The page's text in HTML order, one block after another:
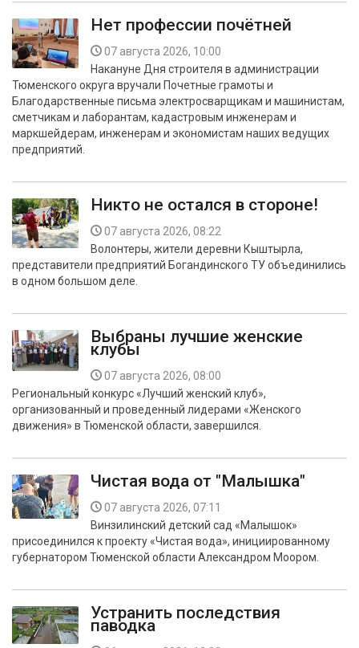
Нет профессии почётней
07 августа 2026, 10:00
Накануне Дня строителя в администрации
Тюменского округа вручали Почетные грамоты и
Благодарственные письма электросварщикам и машинистам,
сметчикам и лаборантам, кадастровым инженерам и
маркшейдерам, инженерам и экономистам наших ведущих
предприятий.
Никто не остался в стороне!
07 августа 2026, 08:22
Волонтеры, жители деревни Кыштырла,
представители предприятий Богандинского ТУ объединились
в одном большом деле.
Выбраны лучшие женские
клубы
07 августа 2026, 08:00
Региональный конкурс «Лучший женский клуб»,
организованный и проведенный лидерами «Женского
движения» в Тюменской области, завершился.
Чистая вода от "Малышка"
07 августа 2026, 07:11
Винзилинский детский сад «Малышок»
присоединился к проекту «Чистая вода», инициированному
губернатором Тюменской области Александром Моором.
Устранить последствия
паводка